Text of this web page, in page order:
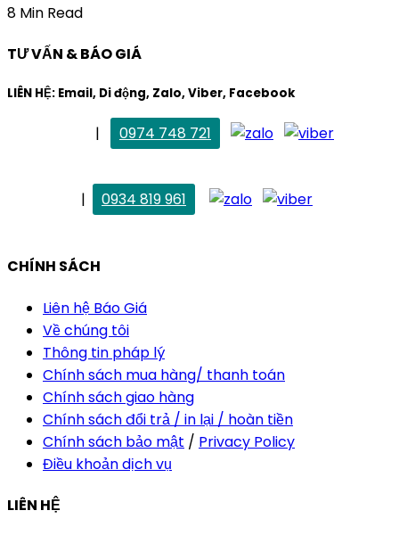
8 Min Read
TƯ VẤN & BÁO GIÁ
LIÊN HỆ: Email, Di động, Zalo, Viber, Facebook
|
0974 748 721
|
0934 819 961
CHÍNH SÁCH
Liên hệ Báo Giá
Về chúng tôi
Thông tin pháp lý
Chính sách mua hàng/ thanh toán
Chính sách giao hàng
Chính sách đổi trả / in lại / hoàn tiền
Chính sách bảo mật / Privacy Policy
Điều khoản dịch vụ
LIÊN HỆ